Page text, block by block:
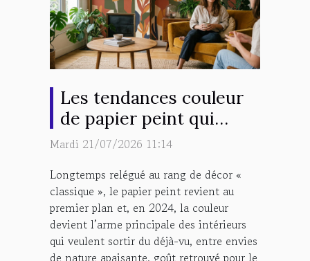
Les tendances couleur
de papier peint qui
bousculent la déco en
Mardi 21/07/2026 11:14
Longtemps relégué au rang de décor «
classique », le papier peint revient au
premier plan et, en 2024, la couleur
devient l’arme principale des intérieurs
qui veulent sortir du déjà-vu, entre envies
de nature apaisante, goût retrouvé pour le